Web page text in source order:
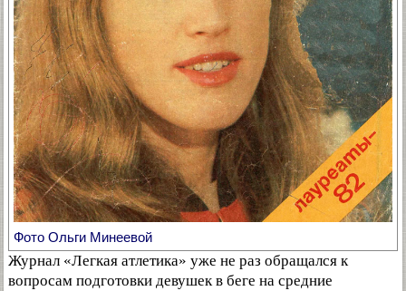
Фото Ольги Минеевой
Журнал «Легкая атлетика» уже не раз обращался к
вопросам подготовки девушек в беге на средние